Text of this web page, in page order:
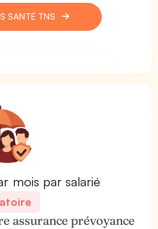
SANTÉ TNS
mois par salarié
assurance prévoyance